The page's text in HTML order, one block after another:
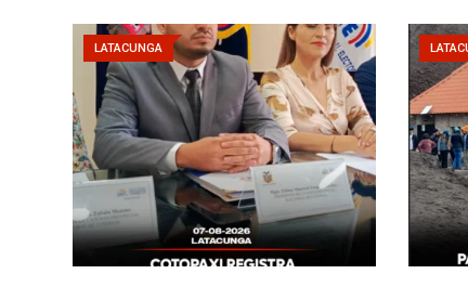
LATACUNGA